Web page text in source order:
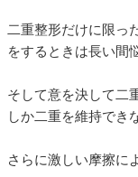
二重整形だけに限っ
をするときは長い間
そして意を決して二
しか二重を維持でき
さらに激しい摩擦に